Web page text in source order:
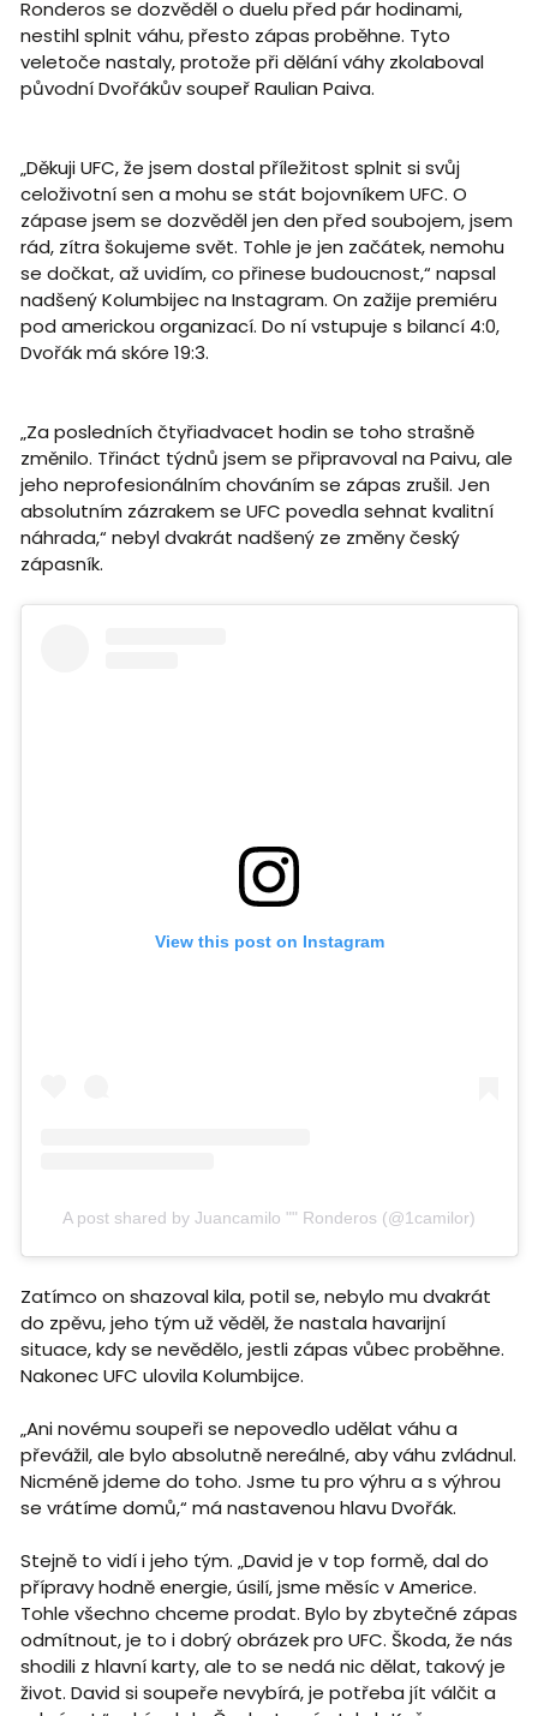
Ronderos se dozvěděl o duelu před pár hodinami,
nestihl splnit váhu, přesto zápas proběhne. Tyto
veletoče nastaly, protože při dělání váhy zkolaboval
původní Dvořákův soupeř Raulian Paiva.
„Děkuji UFC, že jsem dostal příležitost splnit si svůj
celoživotní sen a mohu se stát bojovníkem UFC. O
zápase jsem se dozvěděl jen den před soubojem, jsem
rád, zítra šokujeme svět. Tohle je jen začátek, nemohu
se dočkat, až uvidím, co přinese budoucnost,“ napsal
nadšený Kolumbijec na Instagram. On zažije premiéru
pod americkou organizací. Do ní vstupuje s bilancí 4:0,
Dvořák má skóre 19:3.
„Za posledních čtyřiadvacet hodin se toho strašně
změnilo. Třináct týdnů jsem se připravoval na Paivu, ale
jeho neprofesionálním chováním se zápas zrušil. Jen
absolutním zázrakem se UFC povedla sehnat kvalitní
náhrada,“ nebyl dvakrát nadšený ze změny český
zápasník.
View this post on Instagram
A post shared by Juancamilo "" Ronderos (@1camilor)
Zatímco on shazoval kila, potil se, nebylo mu dvakrát
do zpěvu, jeho tým už věděl, že nastala havarijní
situace, kdy se nevědělo, jestli zápas vůbec proběhne.
Nakonec UFC ulovila Kolumbijce.
„Ani novému soupeři se nepovedlo udělat váhu a
převážil, ale bylo absolutně nereálné, aby váhu zvládnul.
Nicméně jdeme do toho. Jsme tu pro výhru a s výhrou
se vrátíme domů,“ má nastavenou hlavu Dvořák.
Stejně to vidí i jeho tým. „David je v top formě, dal do
přípravy hodně energie, úsilí, jsme měsíc v Americe.
Tohle všechno chceme prodat. Bylo by zbytečné zápas
odmítnout, je to i dobrý obrázek pro UFC. Škoda, že nás
shodili z hlavní karty, ale to se nedá nic dělat, takový je
život. David si soupeře nevybírá, je potřeba jít válčit a